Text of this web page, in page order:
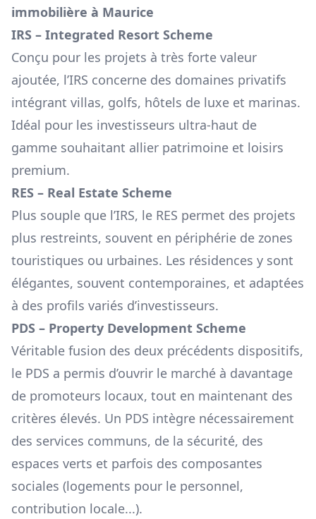
immobilière à Maurice
IRS – Integrated Resort Scheme
Conçu pour les projets à très forte valeur
ajoutée, l’IRS concerne des domaines privatifs
intégrant villas, golfs, hôtels de luxe et marinas.
Idéal pour les investisseurs ultra-haut de
gamme souhaitant allier patrimoine et loisirs
premium.
RES – Real Estate Scheme
Plus souple que l’IRS, le RES permet des projets
plus restreints, souvent en périphérie de zones
touristiques ou urbaines. Les résidences y sont
élégantes, souvent contemporaines, et adaptées
à des profils variés d’investisseurs.
PDS – Property Development Scheme
Véritable fusion des deux précédents dispositifs,
le PDS a permis d’ouvrir le marché à davantage
de promoteurs locaux, tout en maintenant des
critères élevés. Un PDS intègre nécessairement
des services communs, de la sécurité, des
espaces verts et parfois des composantes
sociales (logements pour le personnel,
contribution locale...).